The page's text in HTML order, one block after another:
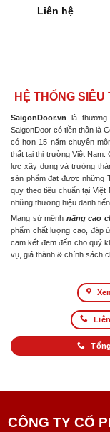
Liên hệ
HỆ THỐNG
SaigonDoor.vn là thương
SaigonDoor có tiền thân là
có hơn 15 năm chuyên
thất tại thị trường Việt
lực xây dựng và trưởng
sản phẩm đạt được những
quy theo tiêu chuẩn tại Việt
những thương hiệu danh
Mang sứ mệnh nâng cao
phẩm chất lượng cao, đáp
cam kết đem đến cho quý
vụ, giá thành & chính sách
CÔNG TY CỔ